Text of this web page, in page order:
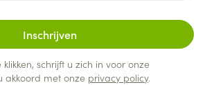
Inschrijven
schrijft u zich in voor onze
akkoord met onze privacy policy.